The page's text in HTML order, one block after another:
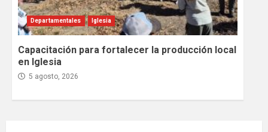
Departamentales Iglesia
Capacitación para fortalecer la producción local
en Iglesia
5 agosto, 2026